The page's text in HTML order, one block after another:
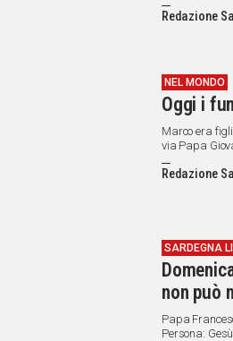
Redazione
NEL MONDO
Oggi i
Marco era
via Papa
Redazione
SARDEGNA
non può
Papa
Persona: